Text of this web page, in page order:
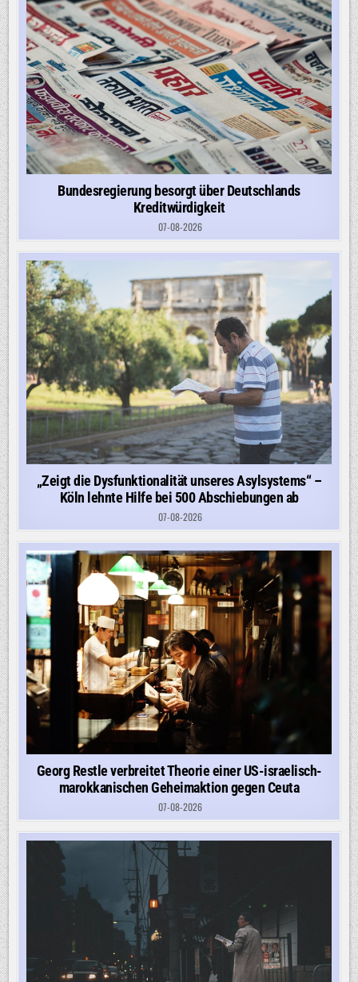
Bundesregierung besorgt über Deutschlands
Kreditwürdigkeit
07-08-2026
„Zeigt die Dysfunktionalität unseres Asylsystems“ –
Köln lehnte Hilfe bei 500 Abschiebungen ab
07-08-2026
Georg Restle verbreitet Theorie einer US-israelisch-
marokkanischen Geheimaktion gegen Ceuta
07-08-2026